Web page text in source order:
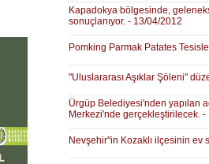
Kapadokya bölgesinde,
sonuçlanıyor. - 13/04/2012
Pomking Parmak Patates
"Uluslararası Aşıklar Şöleni"
Ürgüp Belediyesi'nden yapılan
Merkezi'nde gerçekleştirilecek.
Nevşehir''in Kozaklı ilçesinin ev